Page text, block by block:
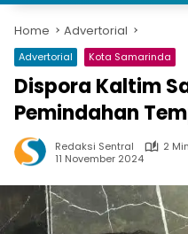
Home Advertorial
Advertorial Kota Samarinda
Dispora Kaltim
Pemindahan
Redaksi Sentral
2
11 November 2024